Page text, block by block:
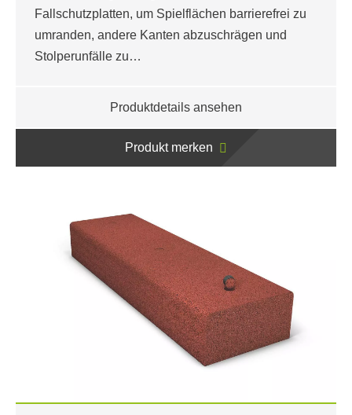
Fallschutzplatten, um Spielflächen barrierefrei zu
umranden, andere Kanten abzuschrägen und
Stolperunfälle zu…
Produktdetails ansehen
Produkt merken